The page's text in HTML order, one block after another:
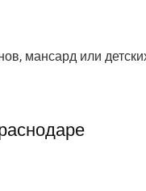
мансард или